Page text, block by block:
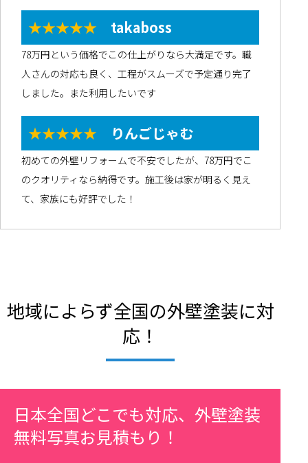
★★★★★ takaboss
78万円という価格でこの仕上がりなら大満足です。職
人さんの対応も良く、工程がスムーズで予定通り完了
しました。また利用したいです
★★★★★ りんごじゃむ
初めての外壁リフォームで不安でしたが、78万円でこ
のクオリティなら納得です。施工後は家が明るく見え
て、家族にも好評でした！
地域によらず全国の外壁塗装に対
応！
日本全国どこでも対応、外壁塗装
無料写真お見積もり！